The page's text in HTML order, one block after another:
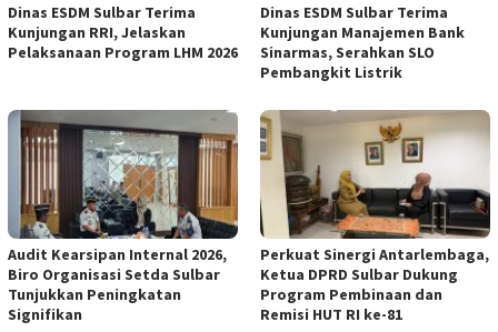
Dinas ESDM Sulbar Terima
Kunjungan RRI, Jelaskan
Pelaksanaan Program LHM 2026
Dinas ESDM Sulbar Terima
Kunjungan Manajemen Bank
Sinarmas, Serahkan SLO
Pembangkit Listrik
Audit Kearsipan Internal 2026,
Biro Organisasi Setda Sulbar
Tunjukkan Peningkatan
Signifikan
Perkuat Sinergi Antarlembaga,
Ketua DPRD Sulbar Dukung
Program Pembinaan dan
Remisi HUT RI ke-81